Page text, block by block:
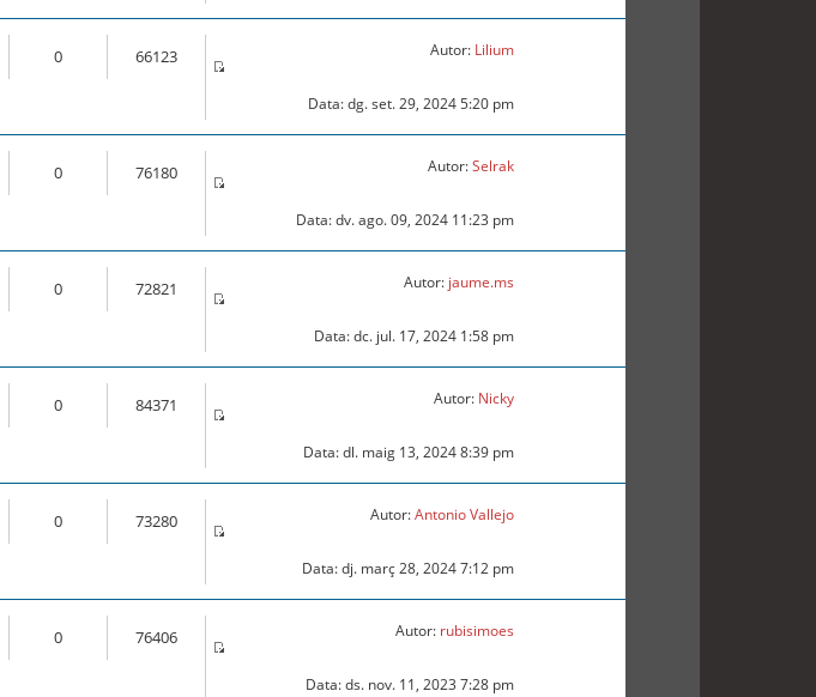
0 66123 Autor: Lilium
Data: dg. set. 29, 2024 5:20 pm
0 76180 Autor:Selrak
Data: dv. ago. 09, 2024 11:23 pm
0 72821 Autor: jaume.ms
Data: dc. jul. 17, 2024 1:58 pm
0 84371 Autor: Nicky
Data: dl. maig 13, 2024 8:39 pm
0 73280 Autor:Antonio Vallejo
Data: dj. març 28, 2024 7:12 pm
0 76406 Autor: rubisimoes
Data: ds. nov. 11, 2023 7:28 pm